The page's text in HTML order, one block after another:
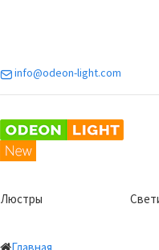
info@odeon-light.com
Люстры